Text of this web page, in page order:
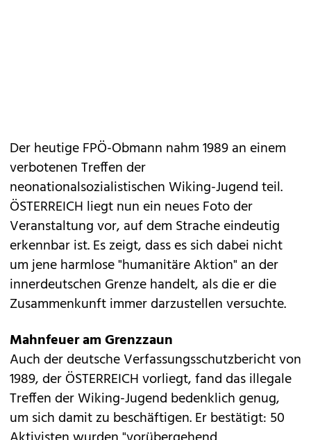
Der heutige FPÖ-Obmann nahm 1989 an einem
verbotenen Treffen der
neonationalsozialistischen Wiking-Jugend teil.
ÖSTERREICH liegt nun ein neues Foto der
Veranstaltung vor, auf dem Strache eindeutig
erkennbar ist. Es zeigt, dass es sich dabei nicht
um jene harmlose "humanitäre Aktion" an der
innerdeutschen Grenze handelt, als die er die
Zusammenkunft immer darzustellen versuchte.
Mahnfeuer am Grenzzaun
Auch der deutsche Verfassungsschutzbericht von
1989, der ÖSTERREICH vorliegt, fand das illegale
Treffen der Wiking-Jugend bedenklich genug,
um sich damit zu beschäftigen. Er bestätigt: 50